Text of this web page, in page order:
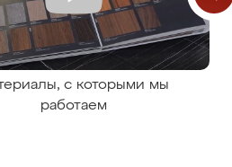
с которыми мы
работаем